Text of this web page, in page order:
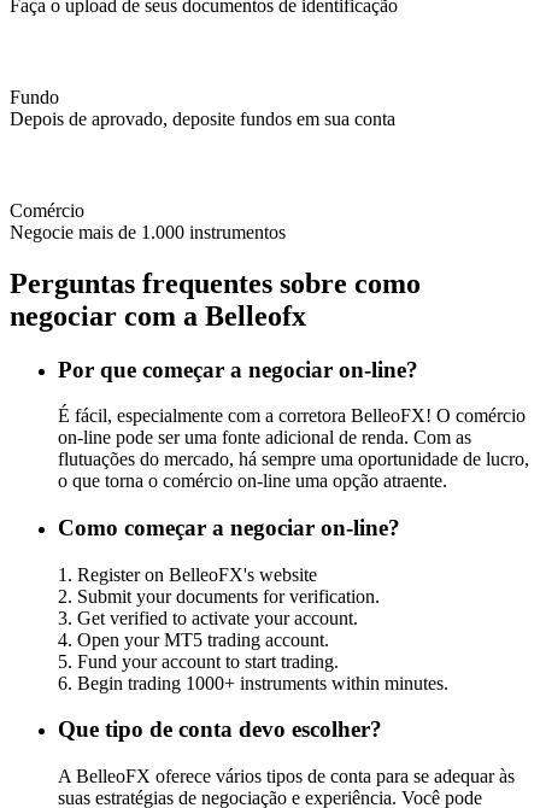
Faça o upload de seus documentos de identificação
Fundo
Depois de aprovado, deposite fundos em sua conta
Comércio
Negocie mais de 1.000 instrumentos
Perguntas frequentes sobre como
negociar com a Belleofx
Por que começar a negociar on-line?
É fácil, especialmente com a corretora BelleoFX! O comércio
on-line pode ser uma fonte adicional de renda. Com as
flutuações do mercado, há sempre uma oportunidade de lucro,
o que torna o comércio on-line uma opção atraente.
Como começar a negociar on-line?
1. Register on BelleoFX's website
2. Submit your documents for verification.
3. Get verified to activate your account.
4. Open your MT5 trading account.
5. Fund your account to start trading.
6. Begin trading 1000+ instruments within minutes.
Que tipo de conta devo escolher?
A BelleoFX oferece vários tipos de conta para se adequar às
suas estratégias de negociação e experiência. Você pode